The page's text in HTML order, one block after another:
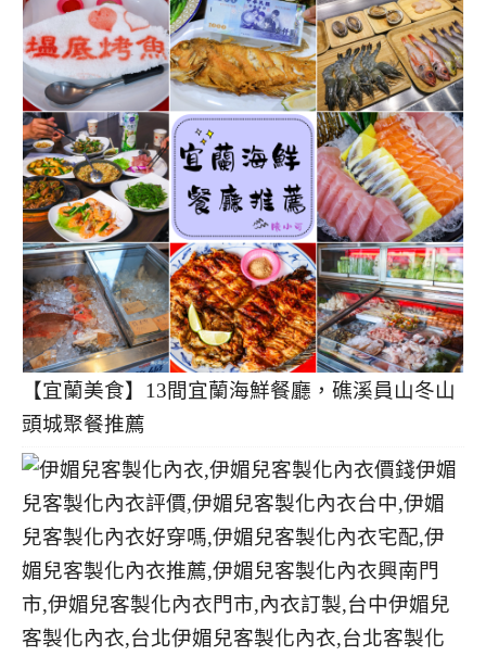
【宜蘭美食】13間宜蘭海鮮餐廳，礁溪員山冬山
頭城聚餐推薦